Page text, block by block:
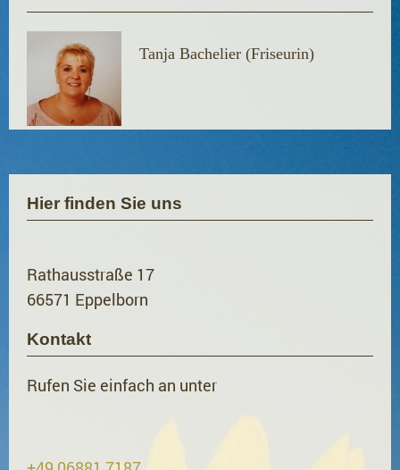
Tanja Bachelier (Friseurin)
Hier finden Sie uns
Rathausstraße 17
66571 Eppelborn
Kontakt
Rufen Sie einfach an unter